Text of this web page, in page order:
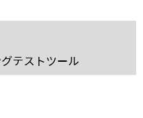
テストツール